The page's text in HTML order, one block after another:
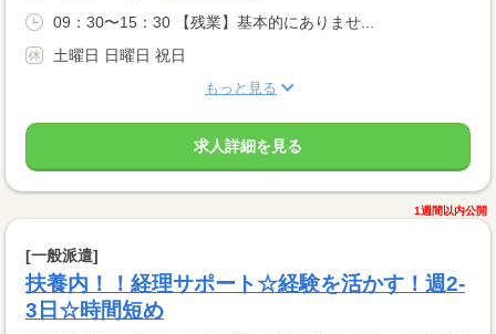
09：30〜15：30 【残業】基本的にありませ...
土曜日 日曜日 祝日
もっと見る
求人詳細を見る
1週間以内公開
[一般派遣]
扶養内！！経理サポート☆経験を活かす！週2-
3日☆時間短め